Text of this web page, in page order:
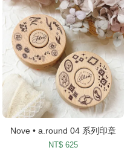
Nove • a.round 04 系列印章
NT$ 625